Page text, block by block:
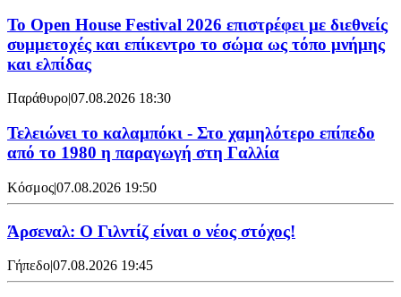
Το Open House Festival 2026 επιστρέφει με διεθνείς
συμμετοχές και επίκεντρο το σώμα ως τόπο μνήμης
και ελπίδας
Παράθυρο|07.08.2026 18:30
Τελειώνει το καλαμπόκι - Στο χαμηλότερο επίπεδο
από το 1980 η παραγωγή στη Γαλλία
Κόσμος|07.08.2026 19:50
Άρσεναλ: Ο Γιλντίζ είναι ο νέος στόχος!
Γήπεδο|07.08.2026 19:45